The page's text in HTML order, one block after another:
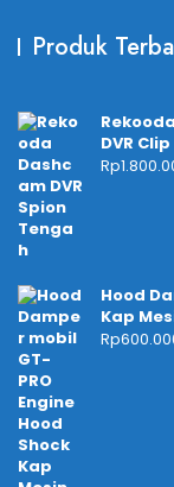
Produk
DVR
Rp
Hood
Kap
Rp